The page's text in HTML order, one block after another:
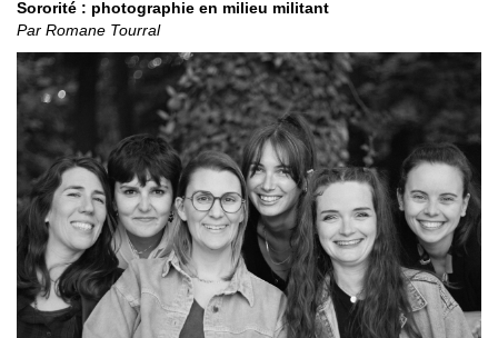
Sororité : photographie en milieu militant
Par Romane Tourral